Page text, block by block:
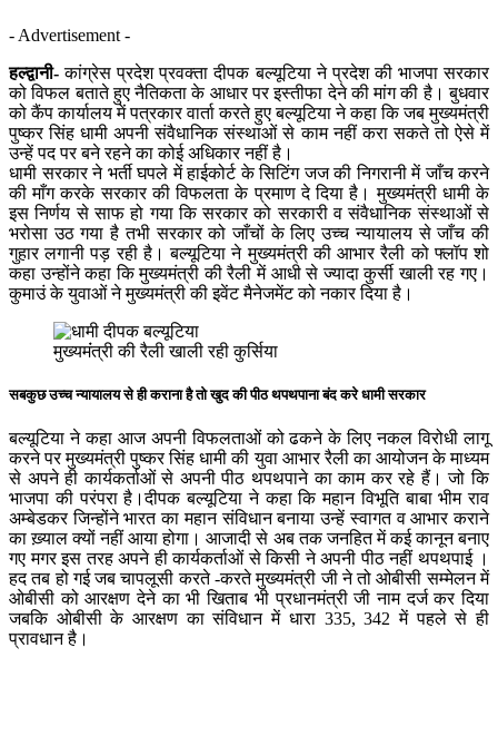
- Advertisement -
हल्द्वानी- कांग्रेस प्रदेश प्रवक्ता दीपक बल्यूटिया ने प्रदेश की भाजपा सरकार
को विफल बताते हुए नैतिकता के आधार पर इस्तीफा देने की मांग की है। बुधवार
को कैंप कार्यालय में पत्रकार वार्ता करते हुए बल्यूटिया ने कहा कि जब मुख्यमंत्री
पुष्कर सिंह धामी अपनी संवैधानिक संस्थाओं से काम नहीं करा सकते तो ऐसे में
उन्हें पद पर बने रहने का कोई अधिकार नहीं है।
धामी सरकार ने भर्ती घपले में हाईकोर्ट के सिटिंग जज की निगरानी में जाँच करने
की माँग करके सरकार की विफलता के प्रमाण दे दिया है। मुख्यमंत्री धामी के
इस निर्णय से साफ हो गया कि सरकार को सरकारी व संवैधानिक संस्थाओं से
भरोसा उठ गया है तभी सरकार को जाँचों के लिए उच्च न्यायालय से जाँच की
गुहार लगानी पड़ रही है। बल्यूटिया ने मुख्यमंत्री की आभार रैली को फ्लॉप शो
कहा उन्होंने कहा कि मुख्यमंत्री की रैली में आधी से ज्यादा कुर्सी खाली रह गए।
कुमाउं के युवाओं ने मुख्यमंत्री की इवेंट मैनेजमेंट को नकार दिया है।
मुख्यमंंत्री की रैली खाली रही कुर्सिया
सबकुछ उच्च न्यायालय से ही कराना है तो खुद की पीठ थपथपाना बंद करे धामी सरकार
बल्यूटिया ने कहा आज अपनी विफलताओं को ढकने के लिए नकल विरोधी लागू
करने पर मुख्यमंत्री पुष्कर सिंह धामी की युवा आभार रैली का आयोजन के माध्यम
से अपने ही कार्यकर्ताओं से अपनी पीठ थपथपाने का काम कर रहे हैं। जो कि
भाजपा की परंपरा है।दीपक बल्यूटिया ने कहा कि महान विभूति बाबा भीम राव
अम्बेडकर जिन्होंने भारत का महान संविधान बनाया उन्हें स्वागत व आभार कराने
का ख़्याल क्यों नहीं आया होगा। आजादी से अब तक जनहित में कई कानून बनाए
गए मगर इस तरह अपने ही कार्यकर्ताओं से किसी ने अपनी पीठ नहीं थपथपाई ।
हद तब हो गई जब चापलूसी करते -करते मुख्यमंत्री जी ने तो ओबीसी सम्मेलन में
ओबीसी को आरक्षण देने का भी खिताब भी प्रधानमंत्री जी नाम दर्ज कर दिया
जबकि ओबीसी के आरक्षण का संविधान में धारा 335, 342 में पहले से ही
प्रावधान है।